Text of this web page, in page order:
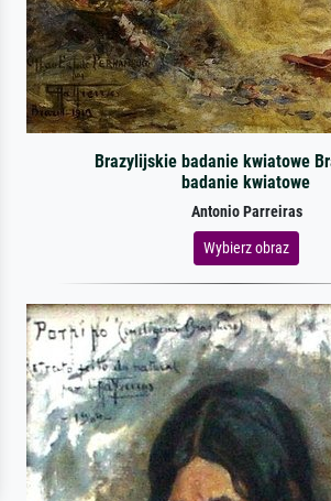
Brazylijskie badanie kwiatowe
badanie kwiatowe
Antonio Parreiras
Wybierz obraz